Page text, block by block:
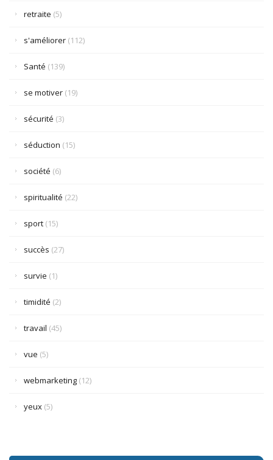
retraite (5)
s'améliorer (112)
Santé (139)
se motiver (19)
sécurité (3)
séduction (15)
société (6)
spiritualité (22)
sport (15)
succès (27)
survie (1)
timidité (2)
travail (45)
vue (5)
webmarketing (12)
yeux (5)